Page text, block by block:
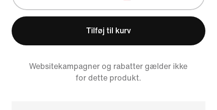
Tilføj til kurv
Websitekampagner og rabatter gælder ikke
for dette produkt.